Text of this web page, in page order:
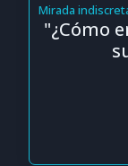
Mirada
"¿Cómo